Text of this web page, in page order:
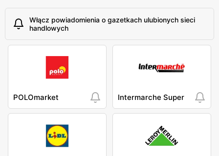
Włącz powiadomienia o gazetkach ulubionych sieci
handlowych
POLOmarket Intermarche Super